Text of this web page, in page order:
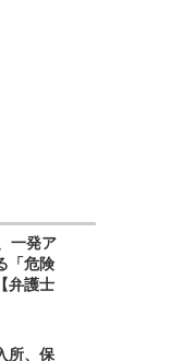
一発ア
「危険
弁護士
所、保